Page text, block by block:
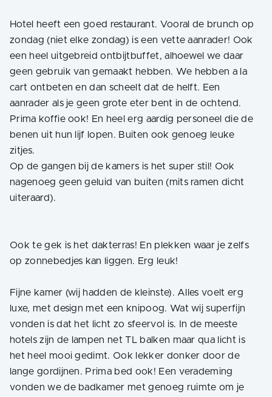
Hotel heeft een goed restaurant. Vooral de brunch op
zondag (niet elke zondag) is een vette aanrader! Ook
een heel uitgebreid ontbijtbuffet, alhoewel we daar
geen gebruik van gemaakt hebben. We hebben a la
cart ontbeten en dan scheelt dat de helft. Een
aanrader als je geen grote eter bent in de ochtend.
Prima koffie ook! En heel erg aardig personeel die de
benen uit hun lijf lopen. Buiten ook genoeg leuke
zitjes.
Op de gangen bij de kamers is het super stil! Ook
nagenoeg geen geluid van buiten (mits ramen dicht
uiteraard).
Ook te gek is het dakterras! En plekken waar je zelfs
op zonnebedjes kan liggen. Erg leuk!
Fijne kamer (wij hadden de kleinste). Alles voelt erg
luxe, met design met een knipoog. Wat wij superfijn
vonden is dat het licht zo sfeervol is. In de meeste
hotels zijn de lampen net TL balken maar qua licht is
het heel mooi gedimt. Ook lekker donker door de
lange gordijnen. Prima bed ook! Een verademing
vonden we de badkamer met genoeg ruimte om je